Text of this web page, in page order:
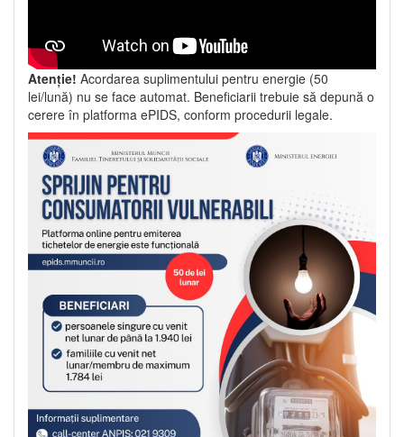
Atenție! Acordarea suplimentului pentru energie (50
lei/lună) nu se face automat. Beneficiarii trebuie să depună o
cerere în platforma ePIDS, conform procedurii legale.